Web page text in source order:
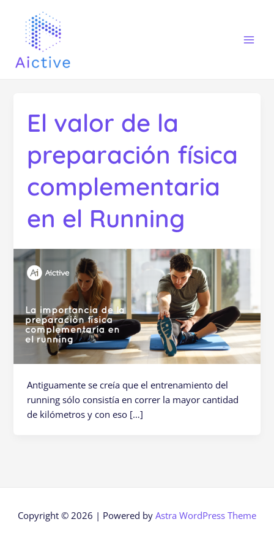
content
El valor de la
preparación física
complementaria
en el Running
Antiguamente se creía que el entrenamiento del
running sólo consistía en correr la mayor cantidad
de kilómetros y con eso […]
Copyright © 2026 | Powered by Astra WordPress Theme